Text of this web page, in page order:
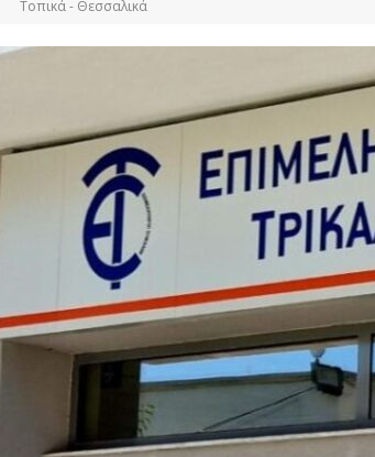
Τοπικά - Θεσσαλικά